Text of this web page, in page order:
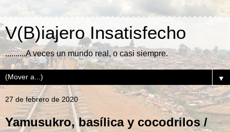
V(B)iajero Insatisfecho
..........A veces un mundo real, o casi siempre.
▼
27 de febrero de 2020
Yamusukro, basílica y cocodrilos /